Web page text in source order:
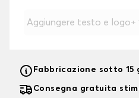
Aggiungere testo e logo
Fabbricazione sotto
Consegna gratuita